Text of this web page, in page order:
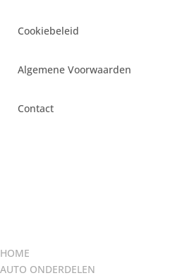
Cookiebeleid
Algemene Voorwaarden
Contact
HOME
AUTO ONDERDELEN